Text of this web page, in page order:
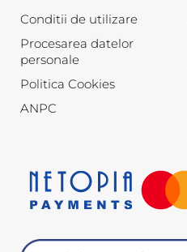
Conditii de utilizare
Procesarea datelor
personale
Politica Cookies
ANPC